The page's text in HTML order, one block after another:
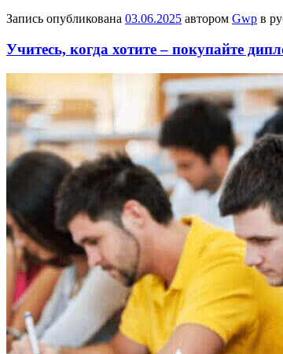
Запись опубликована 03.06.2025 автором Gwp в
Учитесь, когда хотите – покупайте